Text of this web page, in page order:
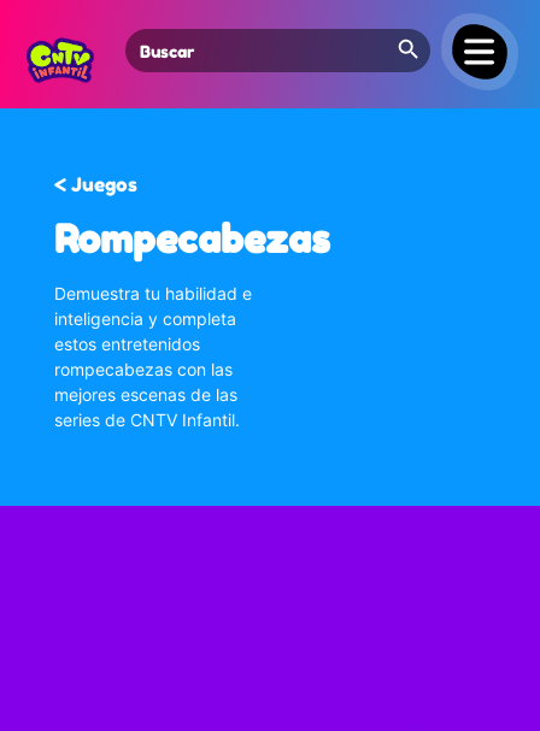
Search
for:
Search Button
< Juegos
Rompecabezas
Demuestra tu habilidad e
inteligencia y completa
estos entretenidos
rompecabezas con las
mejores escenas de las
series de CNTV Infantil.